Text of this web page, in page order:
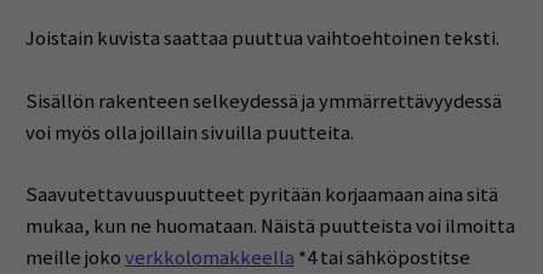
Joistain kuvista saattaa puuttua vaihtoehtoinen teksti.
Sisällön rakenteen selkeydessä ja ymmärrettävyydessä
voi myös olla joillain sivuilla puutteita.
Saavutettavuuspuutteet pyritään korjaamaan aina sitä
mukaa, kun ne huomataan. Näistä puutteista voi ilmoitta
meille jokoverkkolomakkeella *4 tai sähköpostitse